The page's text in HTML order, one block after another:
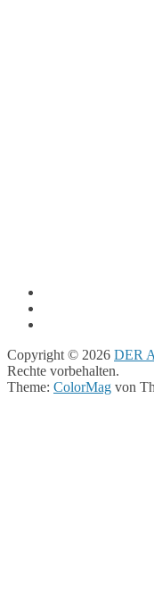
Copyright © 2026 DER
Rechte vorbehalten.
Theme: ColorMag von